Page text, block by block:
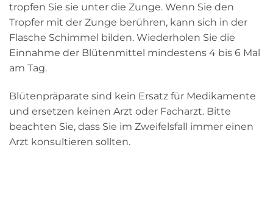
tropfen Sie sie unter die Zunge. Wenn Sie den
Tropfer mit der Zunge berühren, kann sich in der
Flasche Schimmel bilden. Wiederholen Sie die
Einnahme der Blütenmittel mindestens 4 bis 6 Mal
am Tag.
Blütenpräparate sind kein Ersatz für Medikamente
und ersetzen keinen Arzt oder Facharzt. Bitte
beachten Sie, dass Sie im Zweifelsfall immer einen
Arzt konsultieren sollten.